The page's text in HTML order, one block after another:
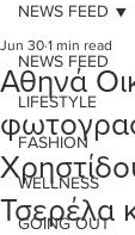
NEWS FEED
LIFESTYLE
FASHION
WELLNESS
GOING OUT
NEWS FEED
Αθηνά
Τσερέλα
Jun 30 1 min read